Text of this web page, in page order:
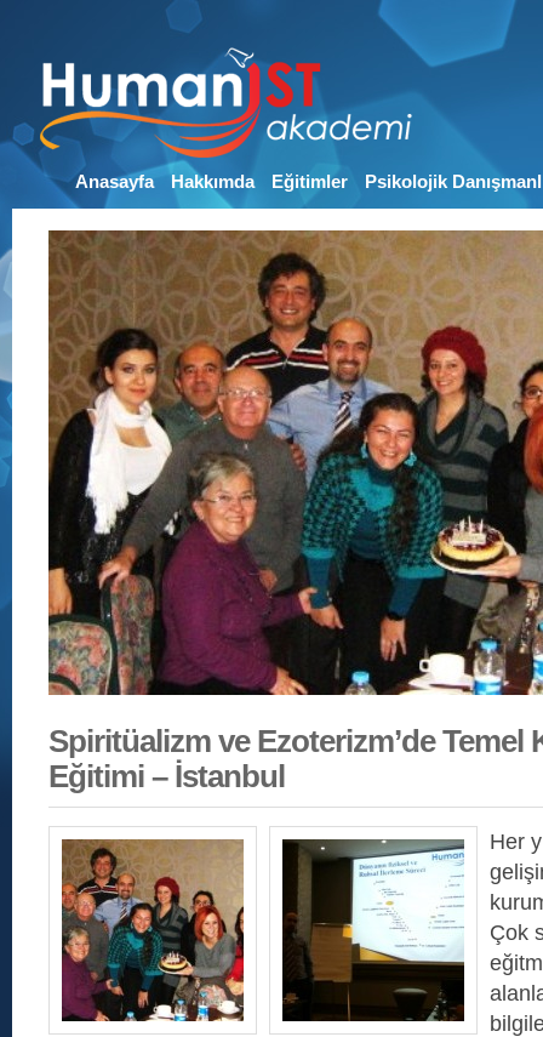
Anasayfa Hakkımda Eğitimler Psikolojik
Spiritüalizm ve Ezoterizm’de Temel
Eğitimi – İstanbul
Her
Çok